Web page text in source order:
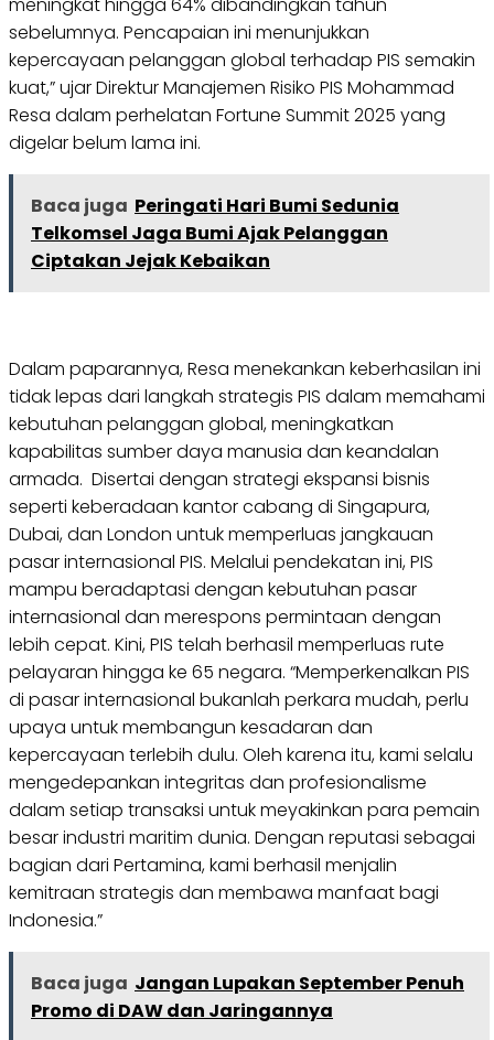
sebelumnya. Pencapaian ini menunjukkan
kepercayaan pelanggan global terhadap PIS semakin
kuat,” ujar Direktur Manajemen Risiko PIS Mohammad
Resa dalam perhelatan Fortune Summit 2025 yang
digelar belum lama ini.
Baca juga Peringati Hari Bumi Sedunia
Telkomsel Jaga Bumi Ajak Pelanggan
Ciptakan Jejak Kebaikan
Dalam paparannya, Resa menekankan keberhasilan ini
tidak lepas dari langkah strategis PIS dalam memahami
kebutuhan pelanggan global, meningkatkan
kapabilitas sumber daya manusia dan keandalan
armada. Disertai dengan strategi ekspansi bisnis
seperti keberadaan kantor cabang di Singapura,
Dubai, dan London untuk memperluas jangkauan
pasar internasional PIS. Melalui pendekatan ini, PIS
mampu beradaptasi dengan kebutuhan pasar
internasional dan merespons permintaan dengan
lebih cepat. Kini, PIS telah berhasil memperluas rute
pelayaran hingga ke 65 negara. “Memperkenalkan PIS
di pasar internasional bukanlah perkara mudah, perlu
upaya untuk membangun kesadaran dan
kepercayaan terlebih dulu. Oleh karena itu, kami selalu
mengedepankan integritas dan profesionalisme
dalam setiap transaksi untuk meyakinkan para pemain
besar industri maritim dunia. Dengan reputasi sebagai
bagian dari Pertamina, kami berhasil menjalin
kemitraan strategis dan membawa manfaat bagi
Indonesia.”
Baca juga Jangan Lupakan September Penuh
Promo di DAW dan Jaringannya